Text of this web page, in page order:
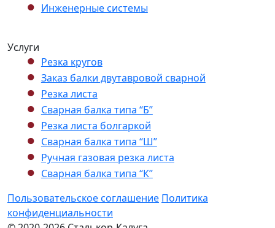
Инженерные системы
Услуги
Резка кругов
Заказ балки двутавровой сварной
Резка листа
Сварная балка типа “Б”
Резка листа болгаркой
Сварная балка типа “Ш”
Ручная газовая резка листа
Сварная балка типа “К”
Пользовательское соглашение Политика
конфиденциальности